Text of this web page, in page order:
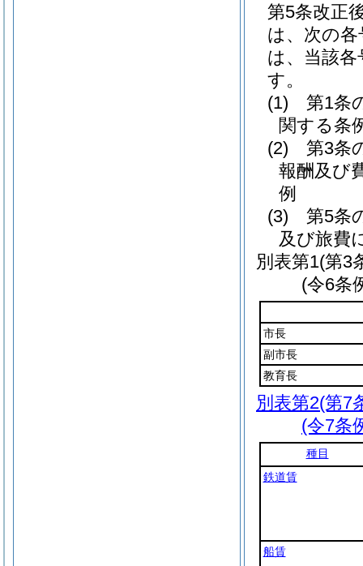
第5条改正
は、次の
は、当該
す。
(1)
第1条
関する条
(2)
第3条
報酬及び
例
(3)
第5条
及び旅費
別表第1(第3
(令6条
市長
副市長
教育長
別表第2(第7
(令7条
種目
鉄道賃
船賃